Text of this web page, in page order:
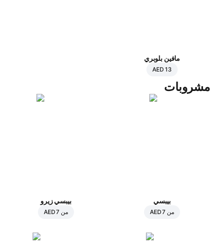
مافين بلوبري
AED 13
مشروبات
بيبسي
من AED 7
بيبسي زيرو
من AED 7